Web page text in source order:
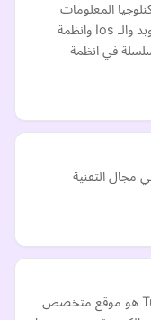
المعلومات
والانترنت ، من اخبار تقنية ، وتطبيقات الاندروبد والـ Ios وانظمة
في انظمة
مجال التقنية
موقع متجر الارنب الصيني توتو اب TuTuApp هو موقع متخصص